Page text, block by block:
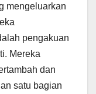
mengeluarkan
pengakuan
Mereka
dan
satu bagian